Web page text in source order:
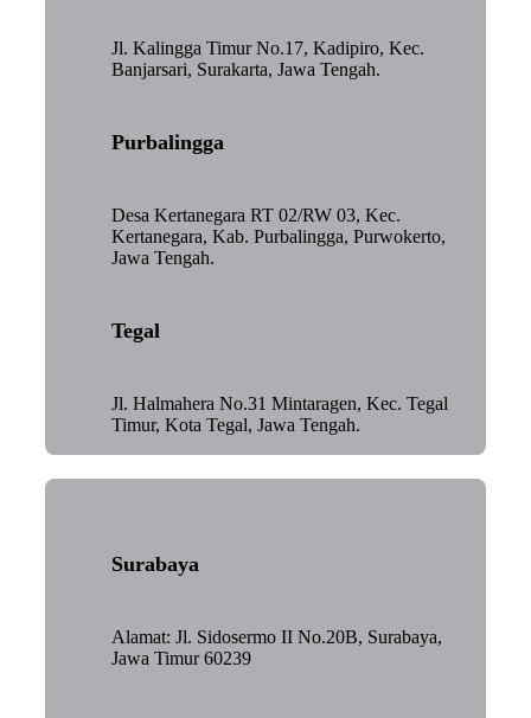
Jl. Kalingga Timur No.17, Kadipiro, Kec.
Banjarsari, Surakarta, Jawa Tengah.
Purbalingga
Desa Kertanegara RT 02/RW 03, Kec.
Kertanegara, Kab. Purbalingga, Purwokerto,
Jawa Tengah.
Tegal
Jl. Halmahera No.31 Mintaragen, Kec. Tegal
Timur, Kota Tegal, Jawa Tengah.
Surabaya
Alamat: Jl. Sidosermo II No.20B, Surabaya,
Jawa Timur 60239